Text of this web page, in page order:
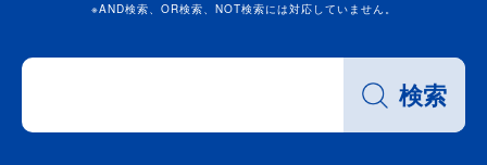
※AND検索、OR検索、NOT検索には対応していません。
検索